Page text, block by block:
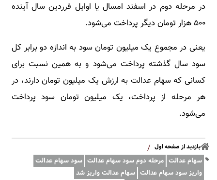
در مرحله دوم در اسفند امسال یا اوایل فرردین سال آینده
۵۰۰ هزار تومان دیگر پرداخت می‌شود.
یعنی در مجموع یک میلیون تومان سود به اندازه دو برابر کل
سود سال گذشته پرداخت می‌شود و به همین نسبت برای
کسانی که سهام عدالت به ارزش یک میلیون تومان دارند، در
هر مرحله از پرداخت، یک میلیون تومان سود پرداخت
می‌شود.
بازدید از صفحه اول /
سهام عدالت مرحله دوم سود سهام عدالت سود سهام عدالت
واریز سود سهام عدالت سهام عدالت واریز شد